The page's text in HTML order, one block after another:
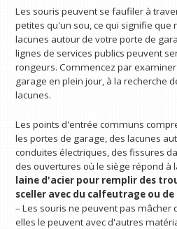
Les souris peuvent se faufiler à
petites qu'un sou, ce qui signifie que
lacunes autour de votre porte de
lignes de services publics peuvent
rongeurs. Commencez par
garage en plein jour, à la recherche
lacunes.
Les points d'entrée communs
les portes de garage, des lacunes
conduites électriques, des fissures
des ouvertures où le siège répond à
laine d'acier pour remplir des
sceller avec du calfeutrage ou
– Les souris ne peuvent pas mâcher
elles le peuvent avec d'autres